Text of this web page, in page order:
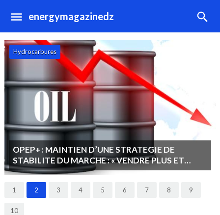
energymagazinedz
OPEP+ : MAINTIEN D’UNE STRATEGIE DE
STABILITE DU MARCHE : « VENDRE PLUS ET
MOINS CHER PLUTOT QUE MOINS ET CHER ».
Hydrocarbures
1 2 3 4 5 6 7 8 9
10